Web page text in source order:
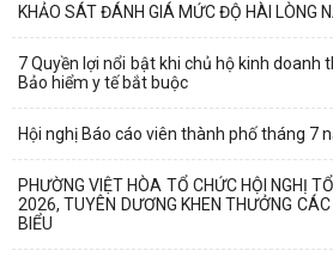
KHẢO SÁT ĐÁNH GIÁ MỨC ĐỘ HÀI LÒNG
7 Quyền lợi nổi bật khi chủ hộ kinh doanh
Bảo hiểm y tế bắt buộc
Hội nghị Báo cáo viên thành phố tháng 7
PHƯỜNG VIỆT HÒA TỔ CHỨC HỘI NGHỊ
2026, TUYÊN DƯƠNG KHEN THƯỞNG
BIỂU